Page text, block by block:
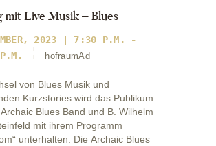
mit Live Musik – Blues
2023 | 7:30 P.M. -
hofraumAd
von Blues Musik und
Kurzstories wird das Publikum
Blues Band und B. Wilhelm
mit ihrem Programm
unterhalten. Die Archaic Blues